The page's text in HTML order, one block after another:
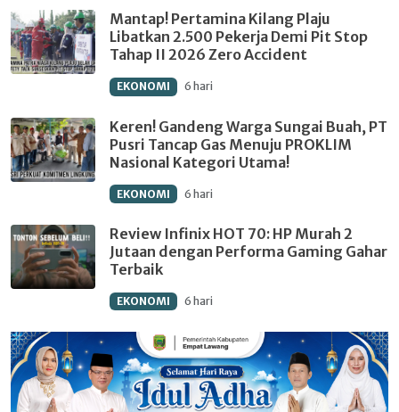
Mantap! Pertamina Kilang Plaju
Libatkan 2.500 Pekerja Demi Pit Stop
Tahap II 2026 Zero Accident
EKONOMI 6 hari
Keren! Gandeng Warga Sungai Buah, PT
Pusri Tancap Gas Menuju PROKLIM
Nasional Kategori Utama!
EKONOMI 6 hari
Review Infinix HOT 70: HP Murah 2
Jutaan dengan Performa Gaming Gahar
Terbaik
EKONOMI 6 hari